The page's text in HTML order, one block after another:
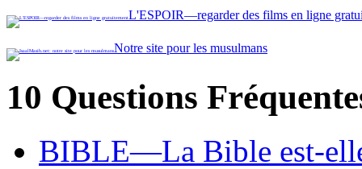
L'ESPOIR—regarder des films en ligne
Notre site pour les musulmans
10 Questions
BIBLE—La Bible est-